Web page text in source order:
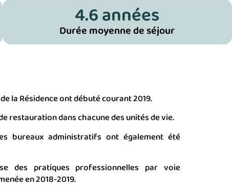
Durée moyenne de séjour
4.6 années
la Résidence ont débuté courant 2019.
restauration dans chacune des unités de vie.
bureaux administratifs ont également été
des pratiques professionnelles par voie
en 2018-2019.